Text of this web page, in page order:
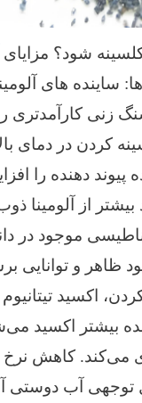
شود؟ مزایای
ساینده های
زنی کارآمدتری را
کردن در
پیوند دهنده را
موجود در
ظاهر و توانایی
اکسید تیتانیوم
بیشتر اکسید
کاهش نرخ